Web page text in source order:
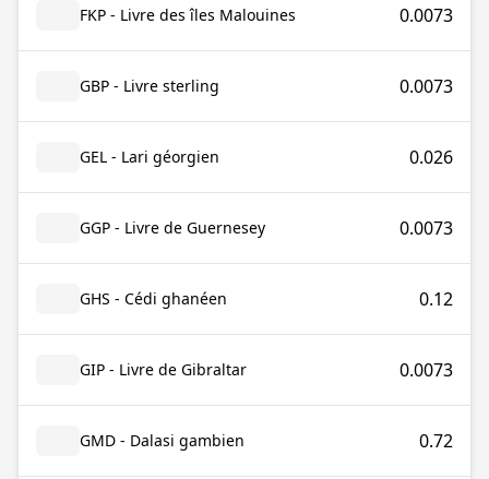
FKP - Livre des îles Malouines 0.0073
GBP - Livre sterling 0.0073
GEL - Lari géorgien 0.026
GGP - Livre de Guernesey 0.0073
GHS - Cédi ghanéen 0.12
GIP - Livre de Gibraltar 0.0073
GMD - Dalasi gambien 0.72